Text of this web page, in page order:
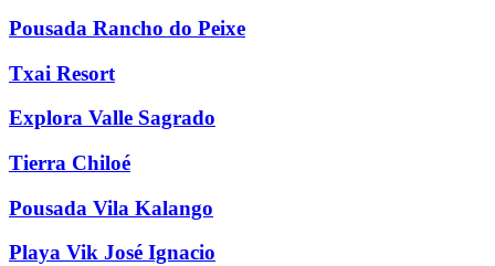
Pousada Rancho do Peixe
Txai Resort
Explora Valle Sagrado
Tierra Chiloé
Pousada Vila Kalango
Playa Vik José Ignacio